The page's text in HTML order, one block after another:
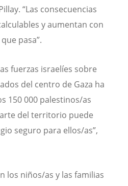
“Las consecuencias
y aumentan con
pasa”.
fuerzas israelíes sobre
del centro de Gaza ha
150 000 palestinos/as
del territorio puede
seguro para ellos/as”,
los niños/as y las familias